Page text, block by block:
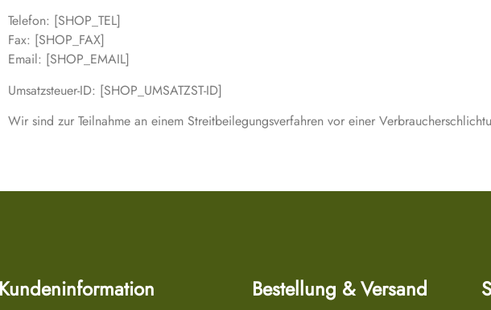
Telefon: [SHOP_TEL]
Fax: [SHOP_FAX]
Email: [SHOP_EMAIL]
Umsatzsteuer-ID: [SHOP_UMSATZST-ID]
Wir sind zur Teilnahme an einem Streitbeilegungsverfahren vor einer
Bestellung & Versand